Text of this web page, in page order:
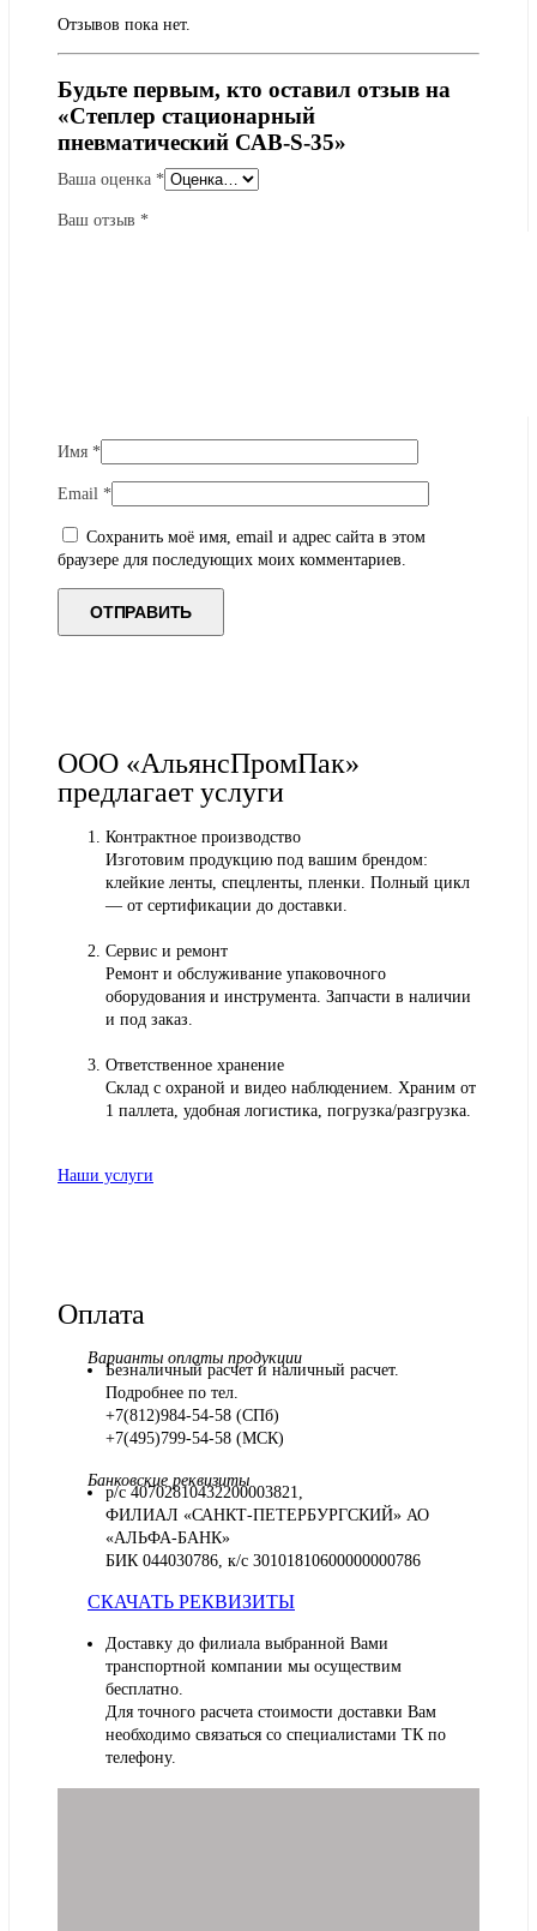
Отзывов пока нет.
Будьте первым, кто оставил отзыв на
«Степлер стационарный
пневматический САВ-S-35»
Ваша оценка *
Ваш отзыв *
Имя *
Email *
Сохранить моё имя, email и адрес сайта в этом
браузере для последующих моих комментариев.
ООО «АльянсПромПак»
предлагает услуги
Контрактное производство
Изготовим продукцию под вашим брендом:
клейкие ленты, спецленты, пленки. Полный цикл
— от сертификации до доставки.
Сервис и ремонт
Ремонт и обслуживание упаковочного
оборудования и инструмента. Запчасти в наличии
и под заказ.
Ответственное хранение
Склад с охраной и видео наблюдением. Храним от
1 паллета, удобная логистика, погрузка/разгрузка.
Наши услуги
Оплата
Варианты оплаты продукции
Безналичный расчет и наличный расчет.
Подробнее по тел.
+7(812)984-54-58 (СПб)
+7(495)799-54-58 (МСК)
Банковские реквизиты
р/с 40702810432200003821,
ФИЛИАЛ «САНКТ-ПЕТЕРБУРГСКИЙ» АО
«АЛЬФА-БАНК»
БИК 044030786, к/с 30101810600000000786
СКАЧАТЬ РЕКВИЗИТЫ
Доставку до филиала выбранной Вами
транспортной компании мы осуществим
бесплатно.
Для точного расчета стоимости доставки Вам
необходимо связаться со специалистами ТК по
телефону.